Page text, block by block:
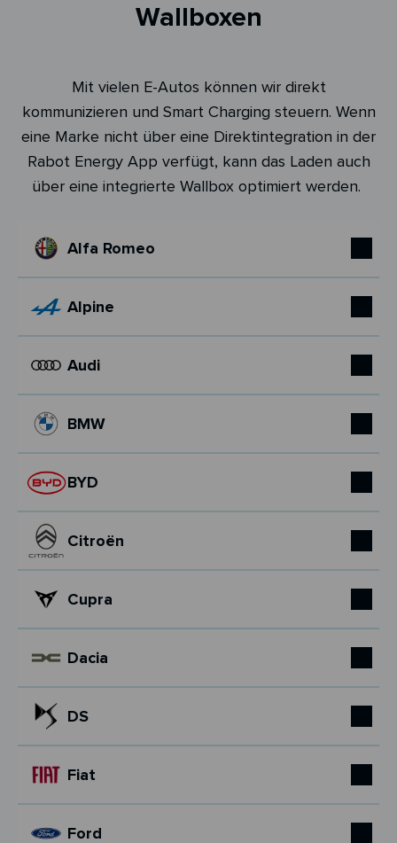
Wallboxen
Mit vielen E-Autos können wir direkt
kommunizieren und Smart Charging steuern. Wenn
eine Marke nicht über eine Direktintegration in der
Rabot Energy App verfügt, kann das Laden auch
über eine integrierte Wallbox optimiert werden.
Alfa Romeo
Alpine
Audi
BMW
BYD
Citroën
Cupra
Dacia
DS
Fiat
Ford